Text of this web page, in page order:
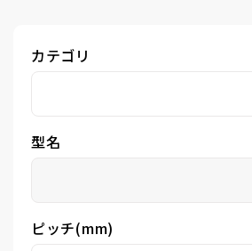
カテゴリ
型名
ピッチ(mm)